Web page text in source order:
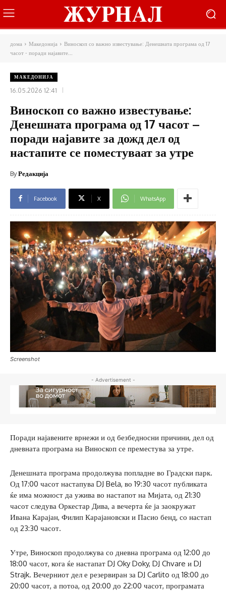
дома Македонија
Виноскоп со важно известување: Денешната програма од 17
часот - поради најавите...
МАКЕДОНИЈА
16.05.2026 12:41
Виноскоп со важно известување:
Денешната програма од 17 часот –
поради најавите за дожд дел од
настапите се поместуваат за утре
ByРедакција
Facebook X WhatsApp
Screenshot
- Advertisement -
Поради најавените врнежи и од безбедносни причини, дел од
дневната програма на Виноскоп се преместува за утре.
Денешната програма продолжува попладне во Градски парк.
Од 17:00 часот настапува DJ Bela, во 19:30 часот публиката
ќе има можност да ужива во настапот на Мијата, од 21:30
часот следува Оркестар Дива, а вечерта ќе ја заокружат
Ивана Карајан, Филип Карајановски и Пасио бенд, со настап
од 23:30 часот.
Утре, Виноскоп продолжува со дневна програма од 12:00 до
18:00 часот, кога ќе настапат DJ Oky Doky, DJ Chvare и DJ
Strajk. Вечерниот дел е резервиран за DJ Carlito од 18:00 до
20:00 часот, а потоа, од 20:00 до 22:00 часот, програмата